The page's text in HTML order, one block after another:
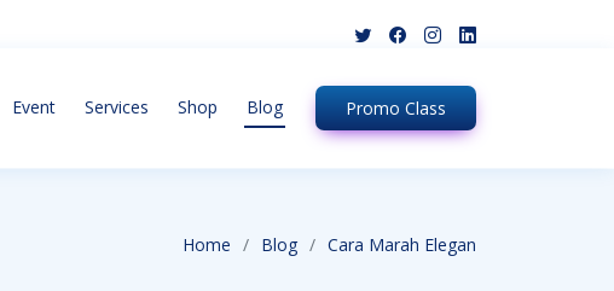
Event Services Shop Blog Promo Class
Home Blog Cara Marah Elegan